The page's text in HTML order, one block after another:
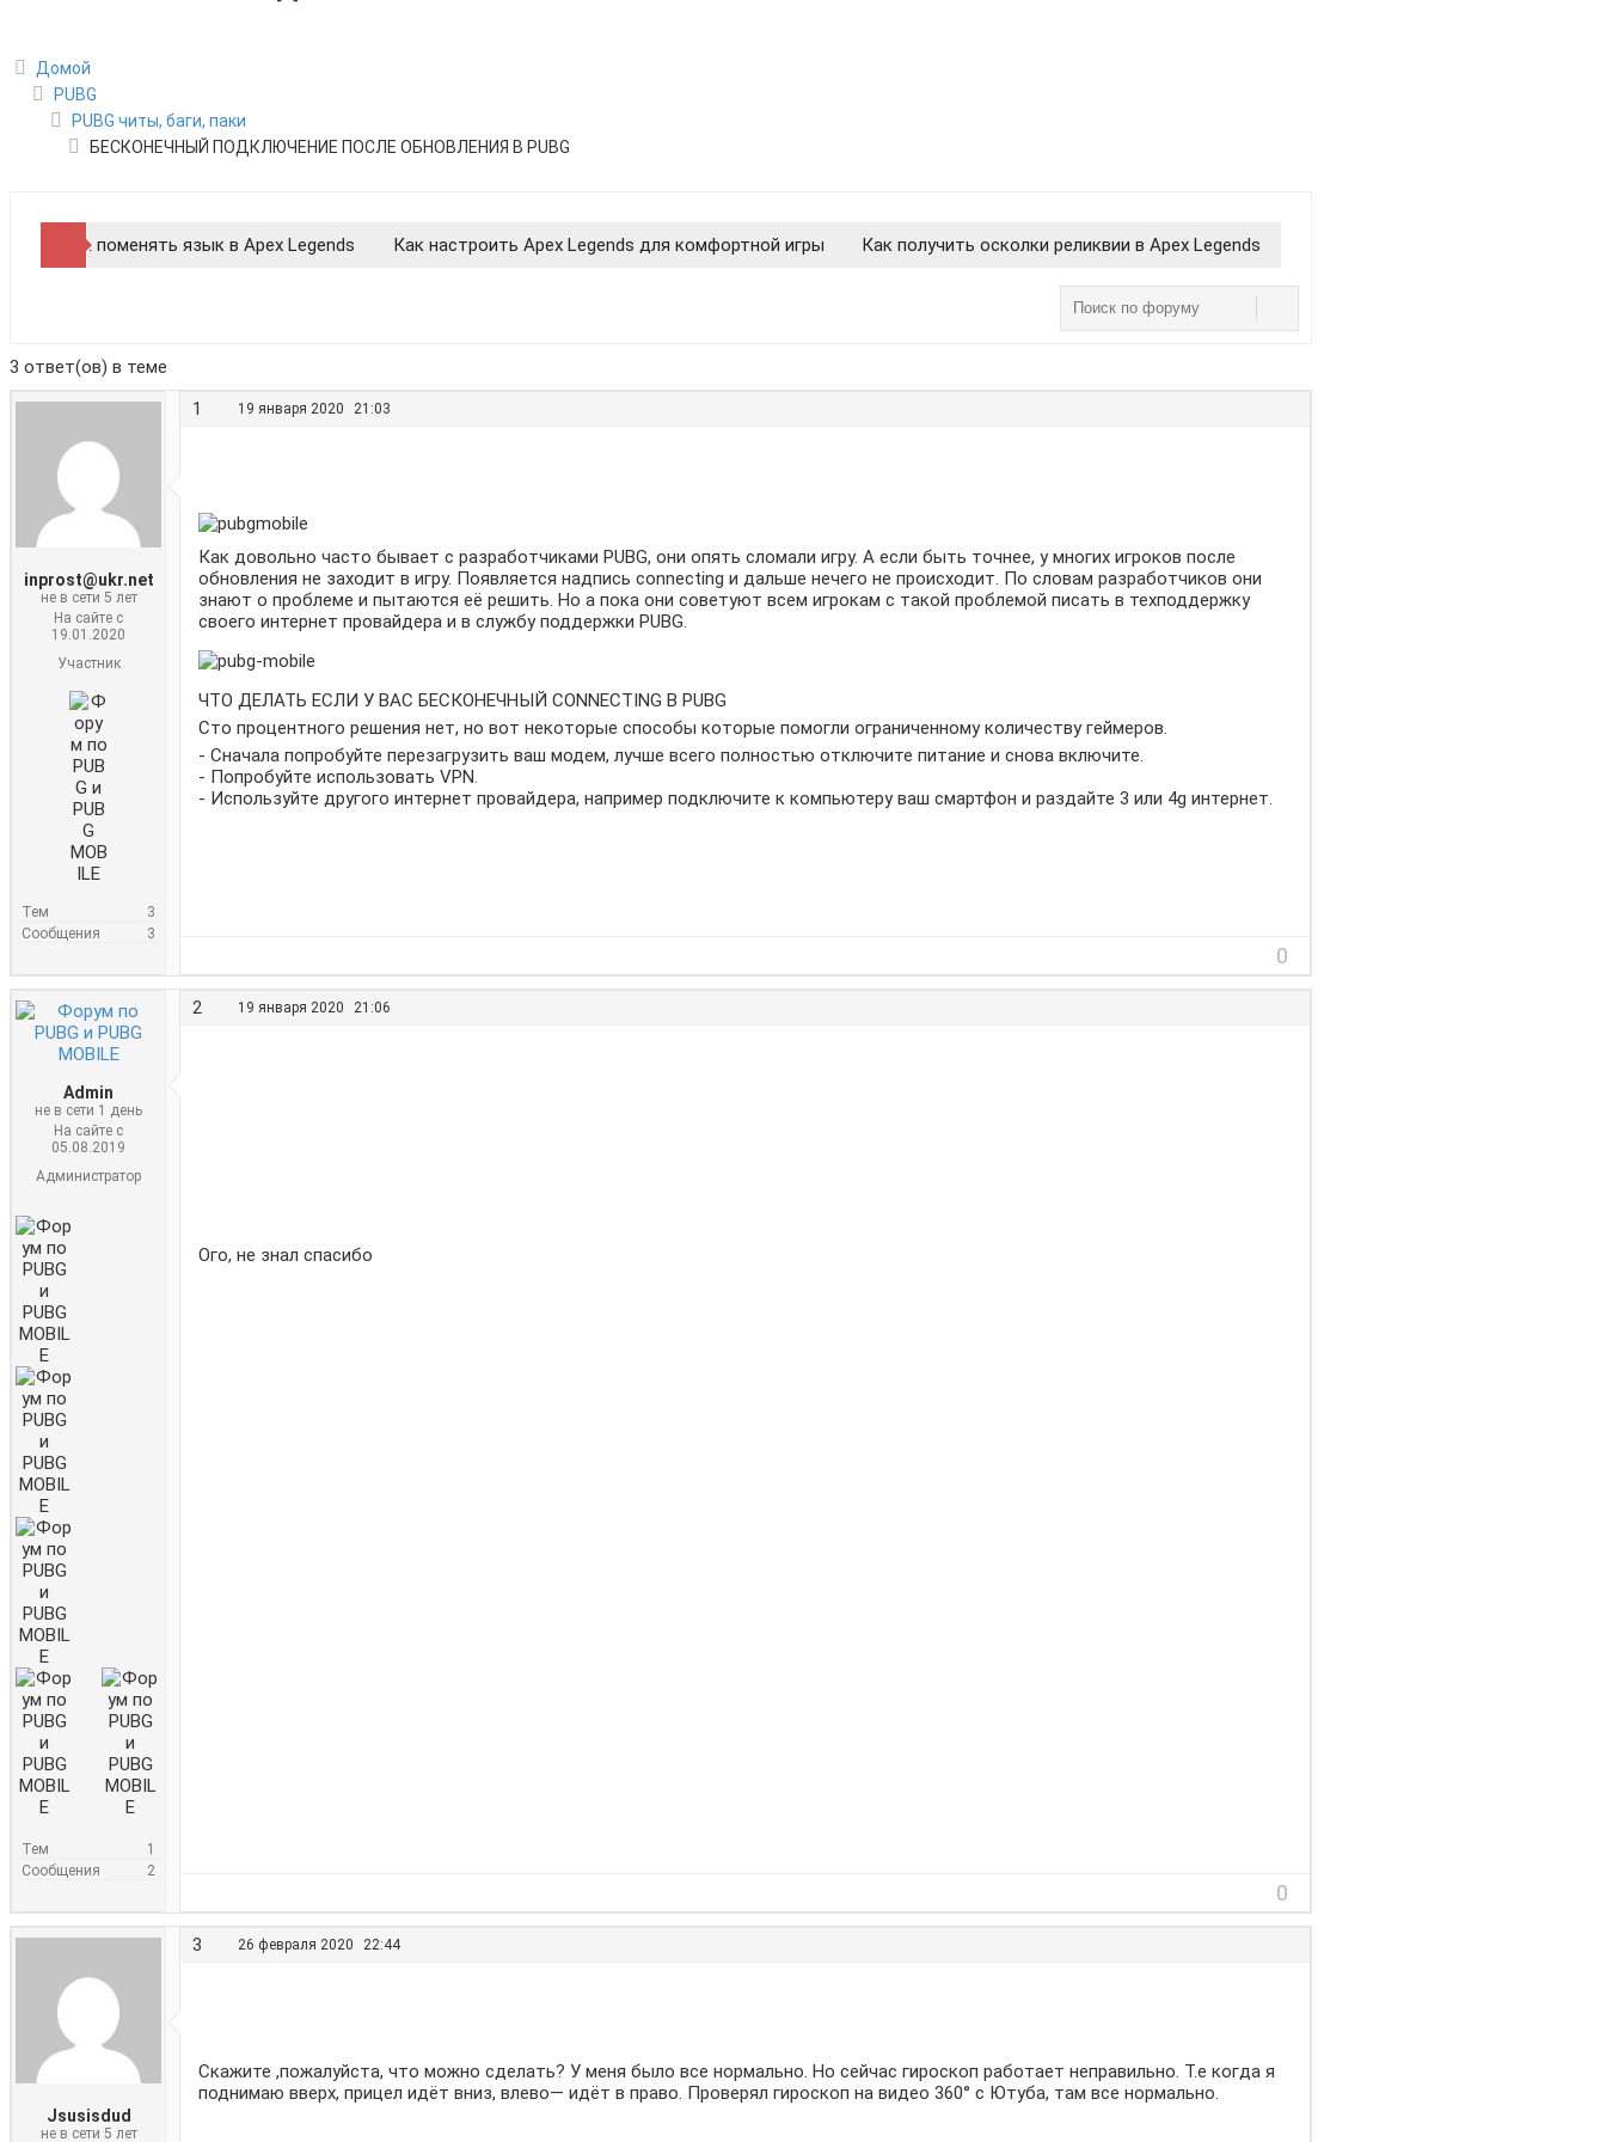
Домой
PUBG
PUBG читы, баги, паки
БЕСКОНЕЧНЫЙ ПОДКЛЮЧЕНИЕ ПОСЛЕ ОБНОВЛЕНИЯ В PUBG
Как поменять язык в Apex Legends Как настроить Apex Legends для комфортной игры Как получить осколки реликвии в Apex Legends
3 ответ(ов) в теме
inprost@ukr.net
не в сети 5 лет
На сайте с
19.01.2020
Участник
Тем
3
Сообщения
3
1 19 января 2020 21:03
Как довольно часто бывает с разработчиками PUBG, они опять сломали игру. А если быть точнее, у многих игроков после
обновления не заходит в игру. Появляется надпись connecting и дальше нечего не происходит. По словам разработчиков они
знают о проблеме и пытаются её решить. Но а пока они советуют всем игрокам с такой проблемой писать в техподдержку
своего интернет провайдера и в службу поддержки PUBG.
ЧТО ДЕЛАТЬ ЕСЛИ У ВАС БЕСКОНЕЧНЫЙ CONNECTING В PUBG
Сто процентного решения нет, но вот некоторые способы которые помогли ограниченному количеству геймеров.
- Сначала попробуйте перезагрузить ваш модем, лучше всего полностью отключите питание и снова включите.
- Попробуйте использовать VPN.
- Используйте другого интернет провайдера, например подключите к компьютеру ваш смартфон и раздайте 3 или 4g интернет.
0
Admin
не в сети 1 день
На сайте с
05.08.2019
Администратор
Тем
1
Сообщения
2
2 19 января 2020 21:06
Ого, не знал спасибо
0
Jsusisdud
не в сети 5 лет
3 26 февраля 2020 22:44
Скажите ,пожалуйста, что можно сделать? У меня было все нормально. Но сейчас гироскоп работает неправильно. Т.е когда я
поднимаю вверх, прицел идёт вниз, влево— идёт в право. Проверял гироскоп на видео 360° с Ютуба, там все нормально.